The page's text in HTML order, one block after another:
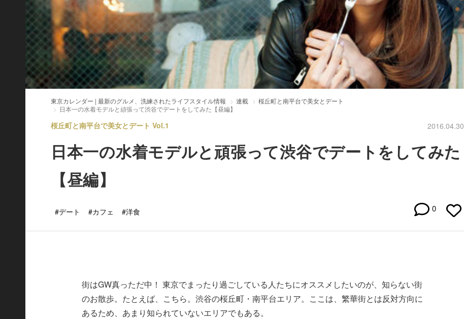
東京カレンダー | 最新のグルメ、洗練されたライフスタイル情報 連載
桜丘町と南平台で美女とデート
日本一の水着モデルと頑張って渋谷でデートをしてみた【昼編】
桜丘町と南平台で美女とデート Vol.1 2016.04.30
日本一の水着モデルと頑張って渋谷でデートをしてみた
【昼編】
#デート #カフェ #洋食 0
街はGW真っただ中！ 東京でまったり過ごしている人たちにオススメしたいのが、知らない街
のお散歩。たとえば、こちら。渋谷の桜丘町・南平台エリア。ここは、繁華街とは反対方向に
あるため、あまり知られていないエリアでもある。